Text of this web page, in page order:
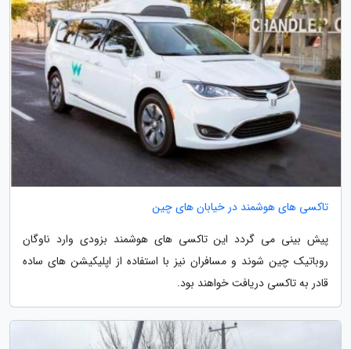
تاکسی های هوشمند در خیابان های چین
پیش بینی می گردد این تاکسی های هوشمند بزودی وارد ناوگان
روباتیک چین شوند و مسافران نیز با استفاده از اپلیکیشن های ساده
قادر به تاکسی دریافت خواهند بود.